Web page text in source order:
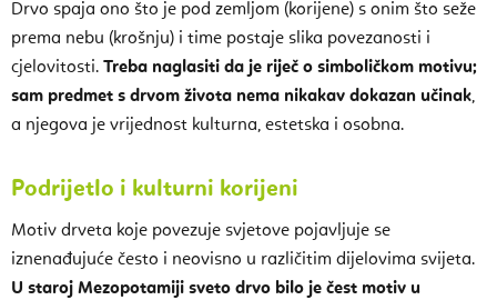
Drvo spaja ono što je pod zemljom (korijene) s onim što seže
prema nebu (krošnju) i time postaje slika povezanosti i
cjelovitosti. Treba naglasiti da je riječ o simboličkom motivu;
sam predmet s drvom života nema nikakav dokazan učinak,
a njegova je vrijednost kulturna, estetska i osobna.
Podrijetlo i kulturni korijeni
Motiv drveta koje povezuje svjetove pojavljuje se
iznenađujuće često i neovisno u različitim dijelovima svijeta.
U staroj Mezopotamiji sveto drvo bilo je čest motiv u